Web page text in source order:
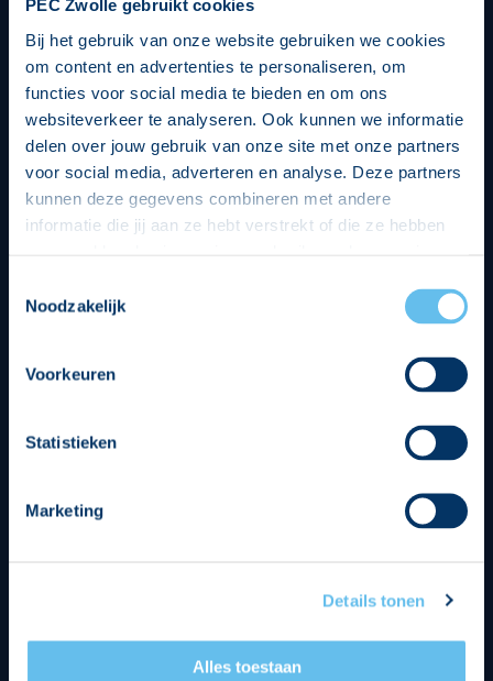
PEC Zwolle gebruikt cookies
Bij het gebruik van onze website gebruiken we cookies
om content en advertenties te personaliseren, om
functies voor social media te bieden en om ons
websiteverkeer te analyseren. Ook kunnen we informatie
delen over jouw gebruik van onze site met onze partners
voor social media, adverteren en analyse. Deze partners
kunnen deze gegevens combineren met andere
informatie die jij aan ze hebt verstrekt of die ze hebben
op een veilige en integere wijze. Je kunt je toestemming
beheren op de privacy- en cookieverklaring pagina.
Noodzakelijk
Voorkeuren
Statistieken
Marketing
Details tonen
Alles toestaan